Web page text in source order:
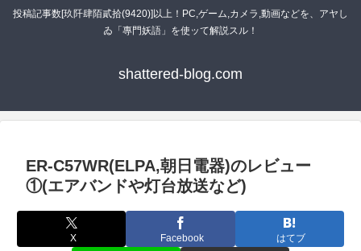
投稿記事数[玖阡肆陌貳拾(9420)]以上！PC,ゲーム,カメラ,動画などを、アヤし
ゐ「專門妖語」を使ッて解説スル！
shattered-blog.com
ER-C57WR(ELPA,朝日電器)のレビュー
①(エアバンドや灯台放送など)
X Facebook はてブ